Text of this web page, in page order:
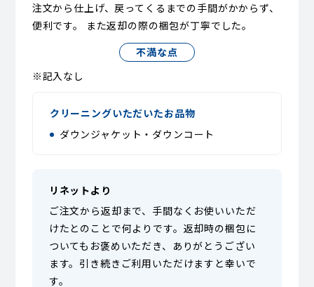
注文から仕上げ、戻ってくるまでの手間がかからず、
便利です。 また返却の際の梱包が丁寧でした。
不満な点
※記入なし
クリーニングいただいたお品物
ダウンジャケット・ダウンコート
リネットより
ご注文から返却まで、手間なくお使いいただ
けたとのことで何よりです。返却時の梱包に
ついてもお褒めいただき、ありがとうござい
ます。引き続きご利用いただけますと幸いで
す。